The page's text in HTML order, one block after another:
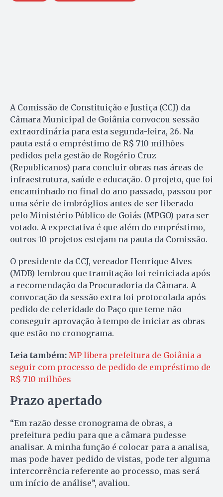
A Comissão de Constituição e Justiça (CCJ) da
Câmara Municipal de Goiânia convocou sessão
extraordinária para esta segunda-feira, 26. Na
pauta está o empréstimo de R$ 710 milhões
pedidos pela gestão de Rogério Cruz
(Republicanos) para concluir obras nas áreas de
infraestrutura, saúde e educação. O projeto, que foi
encaminhado no final do ano passado, passou por
uma série de imbróglios antes de ser liberado
pelo Ministério Público de Goiás (MPGO) para ser
votado. A expectativa é que além do empréstimo,
outros 10 projetos estejam na pauta da Comissão.
O presidente da CCJ, vereador Henrique Alves
(MDB) lembrou que tramitação foi reiniciada após
a recomendação da Procuradoria da Câmara. A
convocação da sessão extra foi protocolada após
pedido de celeridade do Paço que teme não
conseguir aprovação à tempo de iniciar as obras
que estão no cronograma.
Leia também: MP libera prefeitura de Goiânia a
seguir com processo de pedido de empréstimo de
R$ 710 milhões
Prazo apertado
“Em razão desse cronograma de obras, a
prefeitura pediu para que a câmara pudesse
analisar. A minha função é colocar para a analisa,
mas pode haver pedido de vistas, pode ter alguma
intercorrência referente ao processo, mas será
um início de análise”, avaliou.